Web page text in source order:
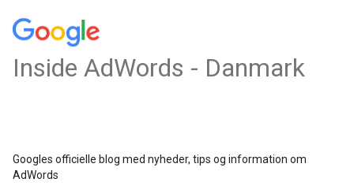
Inside AdWords - Danmark
Googles officielle blog med nyheder, tips og information om
AdWords